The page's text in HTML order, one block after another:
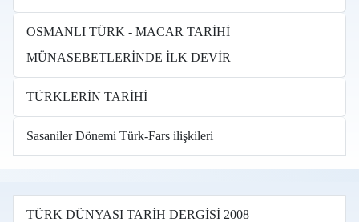
OSMANLI TÜRK - MACAR TARİHİ
MÜNASEBETLERİNDE İLK DEVİR
TÜRKLERİN TARİHİ
Sasaniler Dönemi Türk-Fars ilişkileri
TÜRK DÜNYASI TARİH DERGİSİ 2008